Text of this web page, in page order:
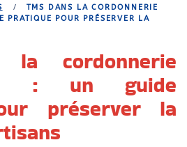
TMS DANS LA CORDONNERIE
PRATIQUE POUR PRÉSERVER LA
la cordonnerie
: un guide
préserver la